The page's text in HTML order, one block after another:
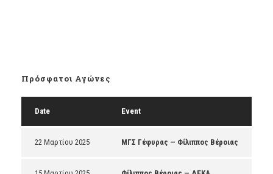
Πρόσφατοι Αγώνες
Date Event
22 Μαρτίου 2025 ΜΓΣ Γέφυρας — Φίλιππος Βέροιας